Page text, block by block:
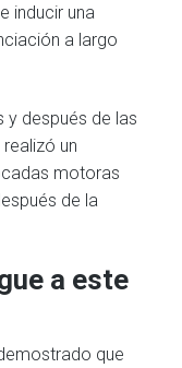
inducir una
a largo
y después de las
un
motoras
de la
a este
que